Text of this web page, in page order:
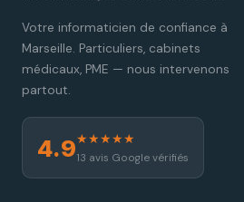
Votre informaticien de confiance à
Marseille. Particuliers, cabinets
médicaux, PME — nous intervenons
partout.
4.9★★★★★
13 avis Google vérifiés